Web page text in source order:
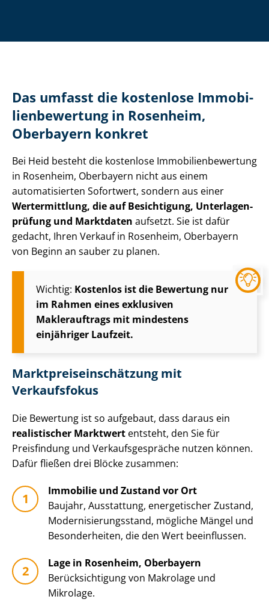
Das umfasst die kostenlose Im­mo­bi­
li­en­be­wer­tung in Rosenheim,
Oberbayern konkret
Bei Heid besteht die kostenlose Im­mo­bi­li­en­be­wer­tung
in Rosenheim, Oberbayern nicht aus einem
automatisierten Sofortwert, sondern aus einer
Wertermittlung, die auf Besichtigung, Un­ter­la­gen­
prü­fung und Marktdaten aufsetzt. Sie ist dafür
gedacht, Ihren Verkauf in Rosenheim, Oberbayern
von Beginn an sauber zu planen.
Wichtig: Kostenlos ist die Bewertung nur
im Rahmen eines exklusiven
Maklerauftrags mit mindestens
einjähriger Laufzeit.
Markt­preis­ein­schät­zung mit
Verkaufsfokus
Die Bewertung ist so aufgebaut, dass daraus ein
realistischer Marktwert entsteht, den Sie für
Preisfindung und Ver­kaufs­ge­sprä­che nutzen können.
Dafür fließen drei Blöcke zusammen:
Immobilie und Zustand vor Ort
Baujahr, Ausstattung, energetischer Zustand,
Mo­der­ni­sie­rungs­stand, mögliche Mängel und
Besonderheiten, die den Wert beeinflussen.
Lage in Rosenheim, Oberbayern
Be­rück­sich­ti­gung von Makrolage und
Mikrolage.